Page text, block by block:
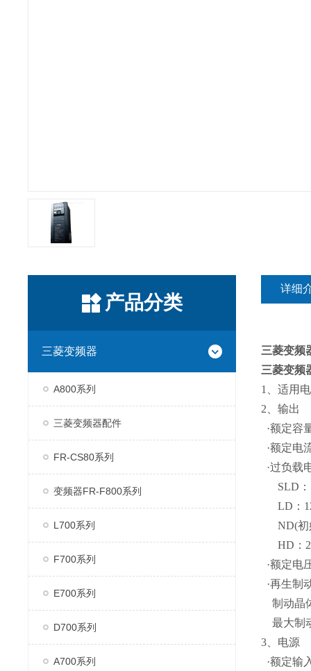
产品分类
三菱变频器
A800系列
三菱变频器配件
FR-CS80系列
变频器FR-F800系列
L700系列
F700系列
E700系列
D700系列
A700系列
详细
三菱变频
三菱变频
1、适用
2、输出
·额定容
·额定电
·过负载
SLD：
LD：
ND(初
HD：
·额定电
·再生制
制动晶
最大制
3、电源
·额定输